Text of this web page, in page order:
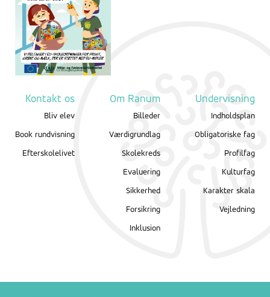
Kontakt os
Bliv elev
Book rundvisning
Efterskolelivet
Om Ranum
Billeder
Værdigrundlag
Skolekreds
Evaluering
Sikkerhed
Forsikring
Inklusion
Undervisning
Indholdsplan
Obligatoriske fag
Profilfag
Kulturfag
Karakter skala
Vejledning